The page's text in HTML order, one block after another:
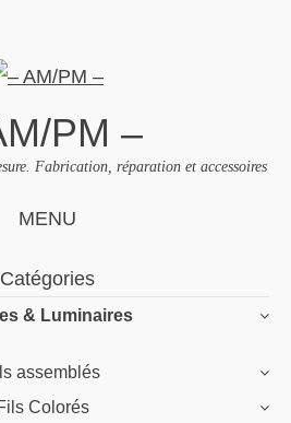
PM –
Fabrication, réparation et accessoires
MENU
Catégories
& Luminaires
assemblés
Colorés